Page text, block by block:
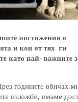
постижения в
и кои от тях ги
като най- важните
годините обичах
изложби, имаме